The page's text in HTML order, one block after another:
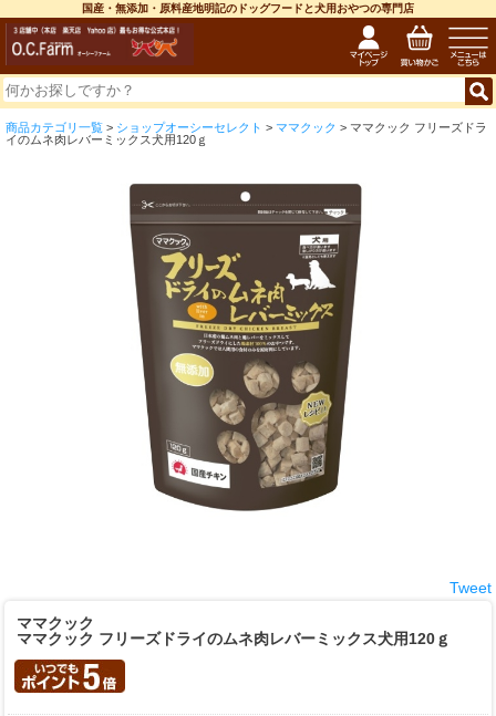
国産・無添加・原料産地明記のドッグフードと犬用おやつの専門店
商品カテゴリ一覧 > ショップオーシーセレクト > ママクック > ママクック フリーズドラ
イのムネ肉レバーミックス犬用120ｇ
Tweet
ママクック
ママクック フリーズドライのムネ肉レバーミックス犬用120ｇ